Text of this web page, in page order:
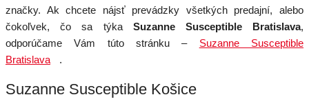
značky. Ak chcete nájsť prevádzky všetkých predajní, alebo
čokoľvek, čo sa týka Suzanne Susceptible Bratislava,
odporúčame Vám túto stránku – Suzanne Susceptible
Bratislava
.
Suzanne Susceptible Košice